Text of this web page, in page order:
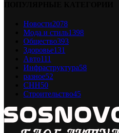
Новости2078
Мода и стиль1398
Общество393
Здоровье131
Авто111
Инфраструктура58
разное52
СНН50
Строительство45